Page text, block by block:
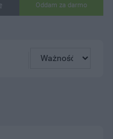
Oddam za darmo